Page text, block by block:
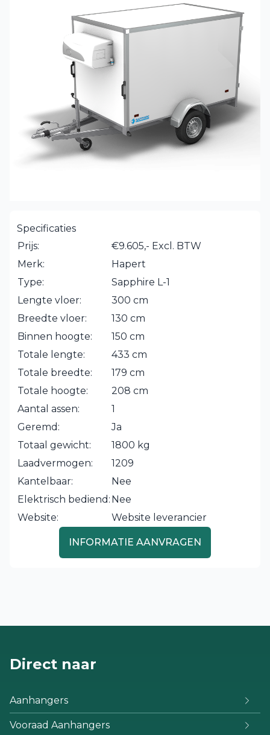
Specificaties
Prijs:
€9.605,- Excl. BTW
Merk:
Hapert
Type:
Sapphire L-1
Lengte vloer:
300 cm
Breedte vloer:
130 cm
Binnen hoogte:
150 cm
Totale lengte:
433 cm
Totale breedte:
179 cm
Totale hoogte:
208 cm
Aantal assen:
1
Geremd:
Ja
Totaal gewicht:
1800 kg
Laadvermogen:
1209
Kantelbaar:
Nee
Elektrisch bediend: Nee
Website:
Website leverancier
INFORMATIE AANVRAGEN
Direct naar
Aanhangers
Vooraad Aanhangers